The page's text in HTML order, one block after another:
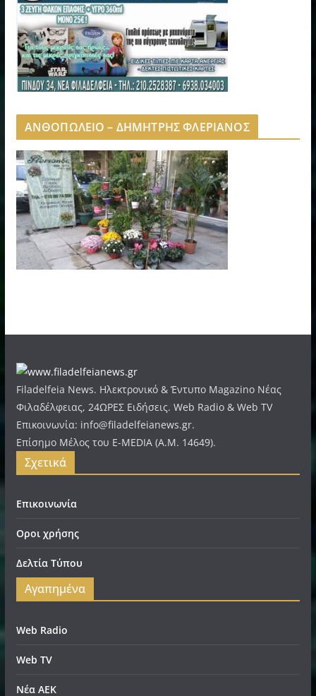
ΑΝΘΟΠΩΛΕΙΟ – ΔΗΜΗΤΡΗΣ ΦΛΕΡΙΑΝΟΣ
Filadelfeia News. Ηλεκτρονικό & Έντυπο Magazino Νέας
Φιλαδέλφειας, 24ΩΡΕΣ Ειδήσεις. Web Radio & Web TV
Επικοινωνία: info@filadelfeianews.gr.
Επίσημο Μέλος του E-MEDIA (A.M. 14649).
Σχετικά
Επικοινωνία
Οροι χρήσης
Δελτία Τύπου
Αγαπημένα
Web Radio
Web TV
Νέα ΑΕΚ